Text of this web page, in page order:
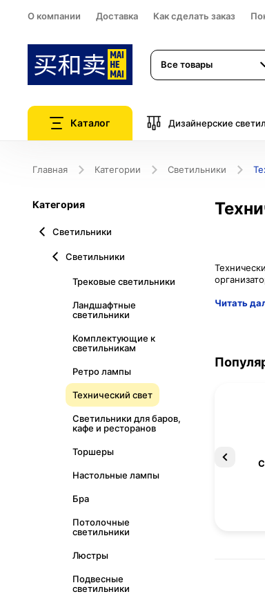
О компании Доставка Как сделать заказ
Все товары
Каталог Дизайнерские
Главная Категории Светильники
Категория
Светильники
Светильники
Трековые светильники
Ландшафтные
светильники
Комплектующие к
светильникам
Ретро лампы
Технический свет
Светильники для баров,
кафе и ресторанов
Торшеры
Настольные лампы
Бра
Потолочные
светильники
Люстры
Подвесные
светильники
Читать